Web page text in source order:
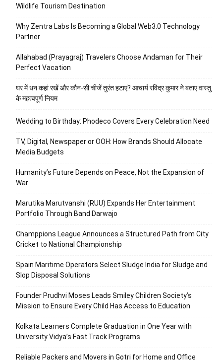
Wildlife Tourism Destination
Why Zentra Labs Is Becoming a Global Web3.0 Technology
Partner
Allahabad (Prayagraj) Travelers Choose Andaman for Their
Perfect Vacation
घर में धन कहां रखें और कौन-सी चीजें तुरंत हटाएं? आचार्य रविंद्र कुमार ने बताए वास्तु
के महत्वपूर्ण नियम
Wedding to Birthday: Phodeco Covers Every Celebration Need
TV, Digital, Newspaper or OOH: How Brands Should Allocate
Media Budgets
Humanity’s Future Depends on Peace, Not the Expansion of
War
Marutika Marutvanshi (RUU) Expands Her Entertainment
Portfolio Through Band Darwajo
Champpions League Announces a Structured Path from City
Cricket to National Championship
Spain Maritime Operators Select Sludge India for Sludge and
Slop Disposal Solutions
Founder Prudhvi Moses Leads Smiley Children Society’s
Mission to Ensure Every Child Has Access to Education
Kolkata Learners Complete Graduation in One Year with
University Vidya’s Fast Track Programs
Reliable Packers and Movers in Gotri for Home and Office